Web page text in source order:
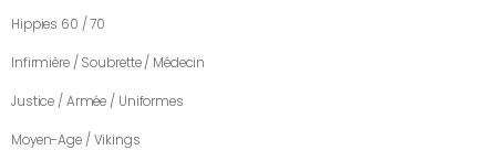
Hippies 60 / 70
Infirmière / Soubrette / Médecin
Justice / Armée / Uniformes
Moyen-Age / Vikings